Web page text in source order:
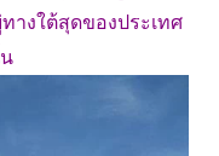
างใต้สุดของประเทศ